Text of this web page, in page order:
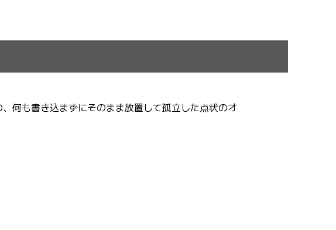
何も書き込まずにそのまま放置して孤立した点状のオ